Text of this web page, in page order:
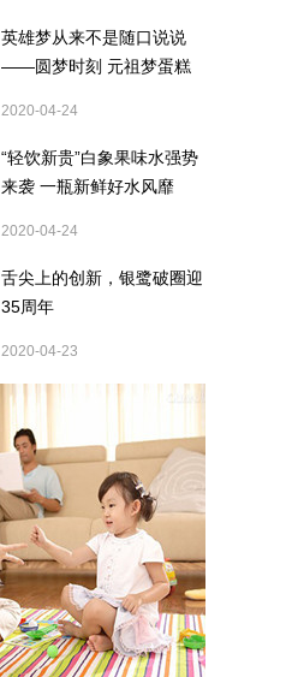
英雄梦从来不是随口说说
——圆梦时刻 元祖梦蛋糕
2020-04-24
“轻饮新贵”白象果味水强势
来袭 一瓶新鲜好水风靡
2020-04-24
舌尖上的创新，银鹭破圈迎
35周年
2020-04-23